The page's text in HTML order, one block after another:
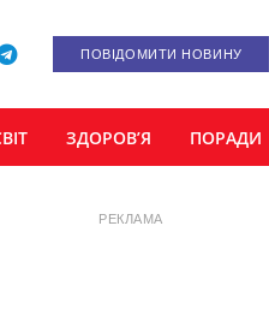
ПОВІДОМИТИ НОВИНУ
ЗДОРОВ’Я ПОРАДИ
РЕКЛАМА